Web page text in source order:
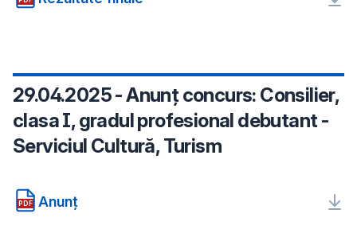
29.04.2025 - Anunț concurs: Consilier,
clasa I, gradul profesional debutant -
Serviciul Cultură, Turism
PDF Anunț